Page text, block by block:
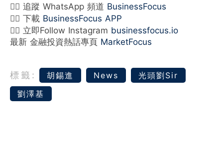
👉🏻 追蹤 WhatsApp 頻道 BusinessFocus
👉🏻 下載 BusinessFocus APP
👉🏻 立即Follow Instagram businessfocus.io
最新 金融投資熱話專頁 MarketFocus
標籤: 胡錫進 News
光頭劉Sir
劉澤基